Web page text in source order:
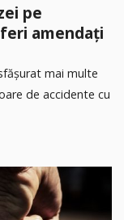
pe
amendați
mai multe
de accidente cu